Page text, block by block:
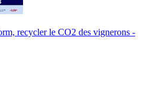
recycler le CO2 des vignerons -